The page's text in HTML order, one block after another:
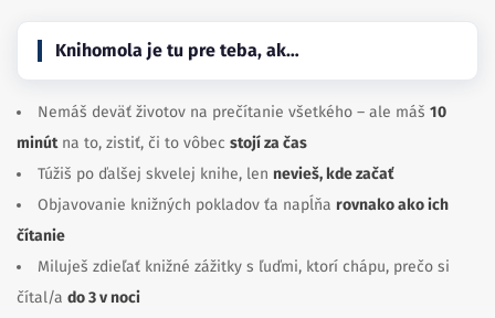
Knihomola je tu pre teba, ak…
Nemáš deväť životov na prečítanie všetkého – ale máš 10
minútna to, zistiť, či to vôbec stojí za čas
Túžiš po ďalšej skvelej knihe, len nevieš, kde začať
Objavovanie knižných pokladov ťa napĺňa rovnako ako ich
čítanie
Miluješ zdieľať knižné zážitky s ľuďmi, ktorí chápu, prečo si
čítal/a do 3 v noci